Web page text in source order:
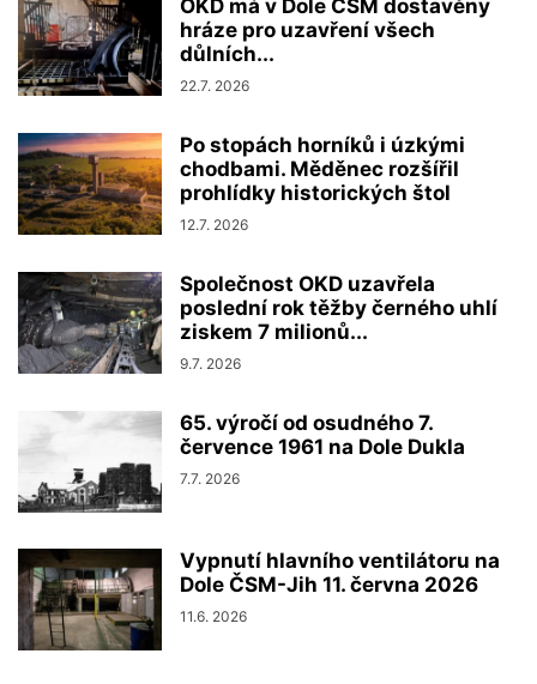
OKD má v Dole ČSM dostavěny
hráze pro uzavření všech
důlních...
22.7. 2026
Po stopách horníků i úzkými
chodbami. Měděnec rozšířil
prohlídky historických štol
12.7. 2026
Společnost OKD uzavřela
poslední rok těžby černého uhlí
ziskem 7 milionů...
9.7. 2026
65. výročí od osudného 7.
července 1961 na Dole Dukla
7.7. 2026
Vypnutí hlavního ventilátoru na
Dole ČSM-Jih 11. června 2026
11.6. 2026